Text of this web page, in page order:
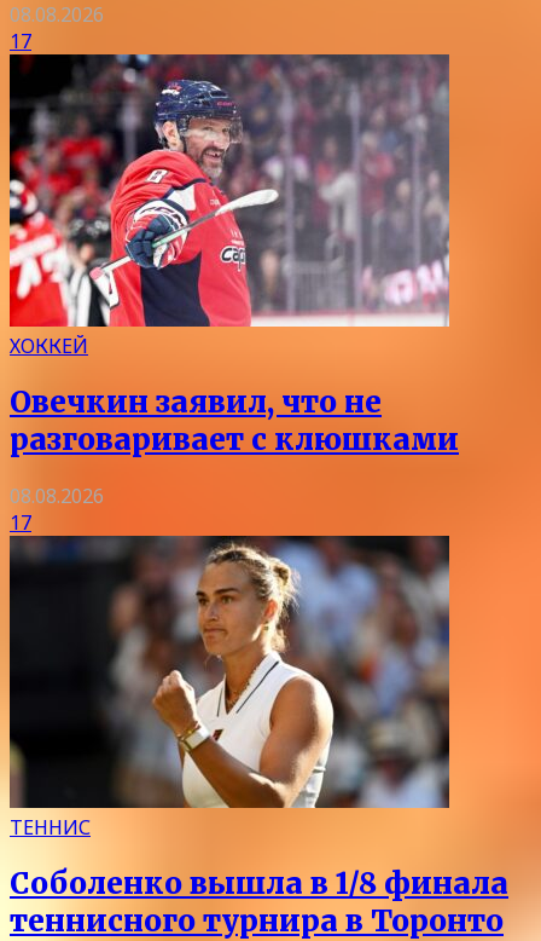
08.08.2026
17
ХОККЕЙ
Овечкин заявил, что не
разговаривает с клюшками
08.08.2026
17
ТЕННИС
Соболенко вышла в 1/8 финала
теннисного турнира в Торонто